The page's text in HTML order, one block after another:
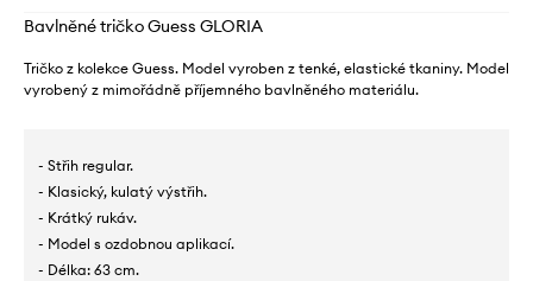
Bavlněné tričko Guess GLORIA
Tričko z kolekce Guess. Model vyroben z tenké, elastické tkaniny. Model
vyrobený z mimořádně příjemného bavlněného materiálu.
- Střih regular.
- Klasický, kulatý výstřih.
- Krátký rukáv.
- Model s ozdobnou aplikací.
- Délka: 63 cm.